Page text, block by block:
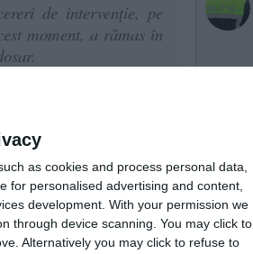
as cookies and process personal data,
for personalised advertising and content,
development. With your permission we
through device scanning. You may click to
Alternatively you may click to refuse to
de intervenţie, pe
moment, a rămas în
acelaşi complet
un ”salt în conştiinţă”,